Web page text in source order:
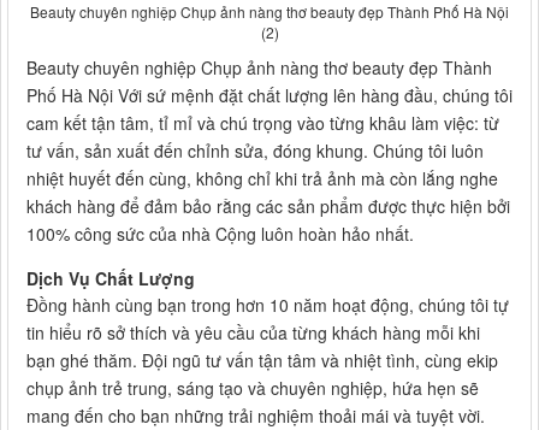
Beauty chuyên nghiệp Chụp ảnh nàng thơ beauty đẹp Thành Phố Hà Nội
(2)
Beauty chuyên nghiệp Chụp ảnh nàng thơ beauty đẹp Thành
Phố Hà Nội Với sứ mệnh đặt chất lượng lên hàng đầu, chúng tôi
cam kết tận tâm, tỉ mỉ và chú trọng vào từng khâu làm việc: từ
tư vấn, sản xuất đến chỉnh sửa, đóng khung. Chúng tôi luôn
nhiệt huyết đến cùng, không chỉ khi trả ảnh mà còn lắng nghe
khách hàng để đảm bảo rằng các sản phẩm được thực hiện bởi
100% công sức của nhà Cộng luôn hoàn hảo nhất.
Dịch Vụ Chất Lượng
Đồng hành cùng bạn trong hơn 10 năm hoạt động, chúng tôi tự
tin hiểu rõ sở thích và yêu cầu của từng khách hàng mỗi khi
bạn ghé thăm. Đội ngũ tư vấn tận tâm và nhiệt tình, cùng ekip
chụp ảnh trẻ trung, sáng tạo và chuyên nghiệp, hứa hẹn sẽ
mang đến cho bạn những trải nghiệm thoải mái và tuyệt vời.